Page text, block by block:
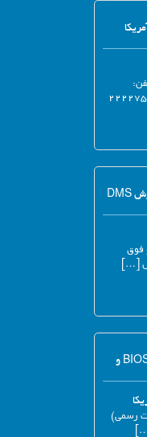
– ۰۲۱ , ۲۲۲۲۷۵۸۹
ماژول تخصصی تست ورزش DMS
تست ورزش BIOSTRESS و
رسمی)